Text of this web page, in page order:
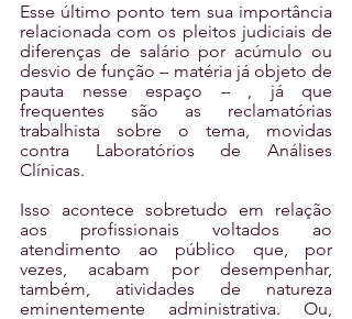
Esse último ponto tem sua importância
relacionada com os pleitos judiciais de
diferenças de salário por acúmulo ou
desvio de função – matéria já objeto de
pauta nesse espaço – , já que
frequentes são as reclamatórias
trabalhista sobre o tema, movidas
contra Laboratórios de Análises
Clínicas.
Isso acontece sobretudo em relação
aos profissionais voltados ao
atendimento ao público que, por
vezes, acabam por desempenhar,
também, atividades de natureza
eminentemente administrativa. Ou,